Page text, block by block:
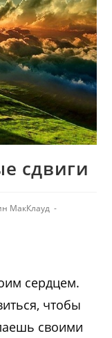
сдвиги
МакКлауд
сердцем.
чтобы
своими